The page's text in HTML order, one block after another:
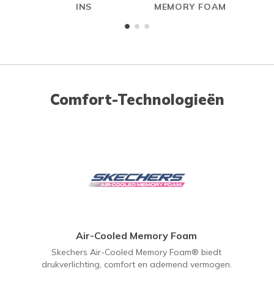
INS
MEMORY FOAM
Comfort-Technologieën
Air-Cooled Memory Foam
Skechers Air-Cooled Memory Foam® biedt
drukverlichting, comfort en ademend vermogen.